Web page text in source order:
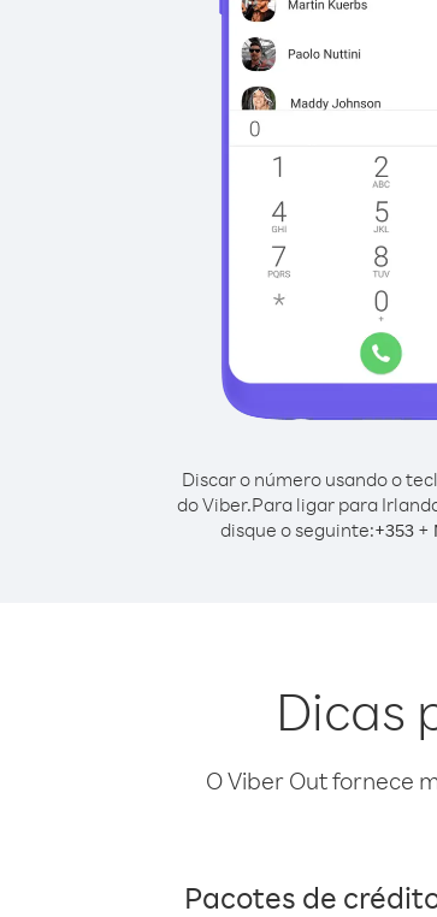
Discar o número usando o
do Viber.Para ligar para
disque o seguinte:+353+
Dicas
O Viber Out fornece
Pacotes de